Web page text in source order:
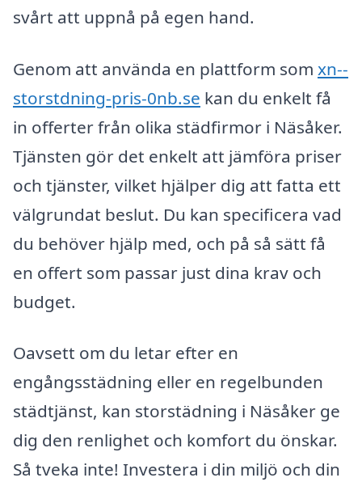
svårt att uppnå på egen hand.
Genom att använda en plattform som xn--
storstdning-pris-0nb.se kan du enkelt få
in offerter från olika städfirmor i Näsåker.
Tjänsten gör det enkelt att jämföra priser
och tjänster, vilket hjälper dig att fatta ett
välgrundat beslut. Du kan specificera vad
du behöver hjälp med, och på så sätt få
en offert som passar just dina krav och
budget.
Oavsett om du letar efter en
engångsstädning eller en regelbunden
städtjänst, kan storstädning i Näsåker ge
dig den renlighet och komfort du önskar.
Så tveka inte! Investera i din miljö och din